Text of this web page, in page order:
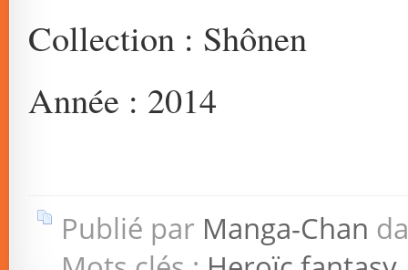
Collection : Shônen
Année : 2014
Publié par Manga-Chan